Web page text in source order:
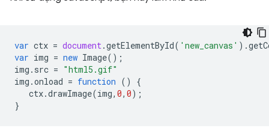
var ctx = document.getElementById( 'new_canvas' ).
var img = new Image();
img . src = "html5.gif"
img .onload = function ()
{
ctx.drawImage(img, 0, 0);
}